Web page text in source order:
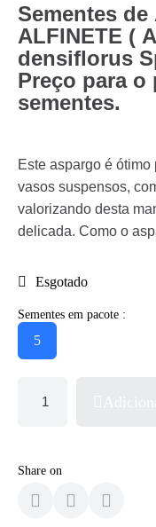
Sementes de
ALFINETE (
densiflorus
Preço para o
sementes.
Este aspargo é
vasos suspensos,
valorizando desta
delicada. Como o
Esgotado
Sementes em pacote :
5
Share on